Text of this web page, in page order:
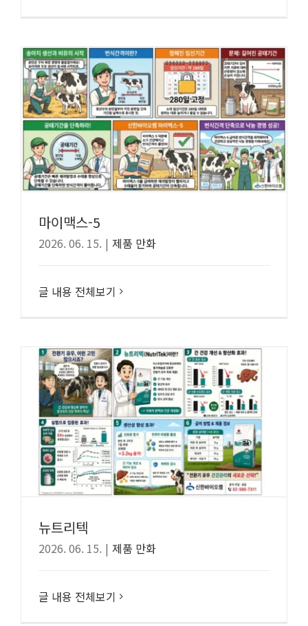
마이맥스-5
2026. 06. 15. | 제품 만화
글 내용 전체보기
뉴트리텍
2026. 06. 15. | 제품 만화
글 내용 전체보기